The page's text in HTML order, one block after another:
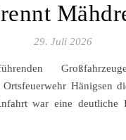
29. Juli 2026
Hänigsen
war eine deutliche